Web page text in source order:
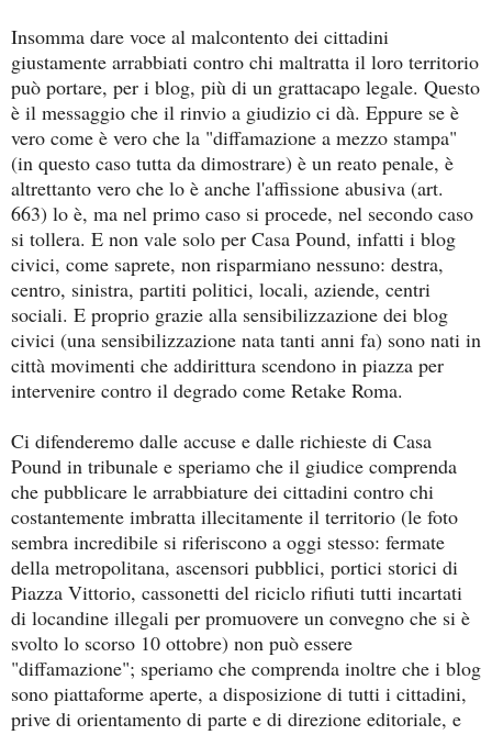
Insomma dare voce al malcontento dei cittadini
giustamente arrabbiati contro chi maltratta il loro territorio
può portare, per i blog, più di un grattacapo legale. Questo
è il messaggio che il rinvio a giudizio ci dà. Eppure se è
vero come è vero che la "diffamazione a mezzo stampa"
(in questo caso tutta da dimostrare) è un reato penale, è
altrettanto vero che lo è anche l'affissione abusiva (art.
663) lo è, ma nel primo caso si procede, nel secondo caso
si tollera. E non vale solo per Casa Pound, infatti i blog
civici, come saprete, non risparmiano nessuno: destra,
centro, sinistra, partiti politici, locali, aziende, centri
sociali. E proprio grazie alla sensibilizzazione dei blog
civici (una sensibilizzazione nata tanti anni fa) sono nati in
città movimenti che addirittura scendono in piazza per
intervenire contro il degrado come Retake Roma.
Ci difenderemo dalle accuse e dalle richieste di Casa
Pound in tribunale e speriamo che il giudice comprenda
che pubblicare le arrabbiature dei cittadini contro chi
costantemente imbratta illecitamente il territorio (le foto
sembra incredibile si riferiscono a oggi stesso: fermate
della metropolitana, ascensori pubblici, portici storici di
Piazza Vittorio, cassonetti del riciclo rifiuti tutti incartati
di locandine illegali per promuovere un convegno che si è
svolto lo scorso 10 ottobre) non può essere
"diffamazione"; speriamo che comprenda inoltre che i blog
sono piattaforme aperte, a disposizione di tutti i cittadini,
prive di orientamento di parte e di direzione editoriale, e